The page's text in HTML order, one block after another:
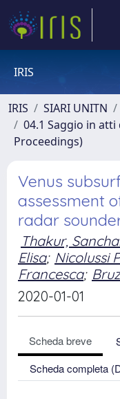
IRIS
IRIS SIARI UNITN
04.1 Saggio in
Proceedings)
Venus
assessment
radar
Thakur,
Elisa; Nicolussi
Francesca;
2020-01-01
Scheda breve
Scheda completa